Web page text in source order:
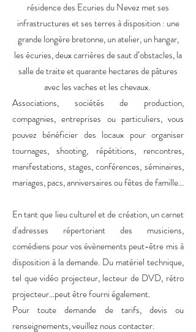
résidence des Ecuries du Nevez met ses
infrastructures et ses terres à disposition : une
grande longère bretonne, un atelier, un hangar,
les écuries, deux carrières de saut d’obstacles, la
salle de traite et quarante hectares de pâtures
avec les vaches et les chevaux.
Associations, sociétés de production,
compagnies, entreprises ou particuliers, vous
pouvez bénéficier des locaux pour organiser
tournages, shooting, répétitions, rencontres,
manifestations, stages, conférences, séminaires,
mariages, pacs, anniversaires ou fêtes de famille…
En tant que lieu culturel et de création, un carnet
d'adresses répertoriant des musiciens,
comédiens pour vos évènements peut-être mis à
disposition à la demande. Du matériel technique,
tel que vidéo projecteur, lecteur de DVD, rétro
projecteur…peut être fourni également.
Pour toute demande de tarifs, devis ou
renseignements, veuillez nous contacter.